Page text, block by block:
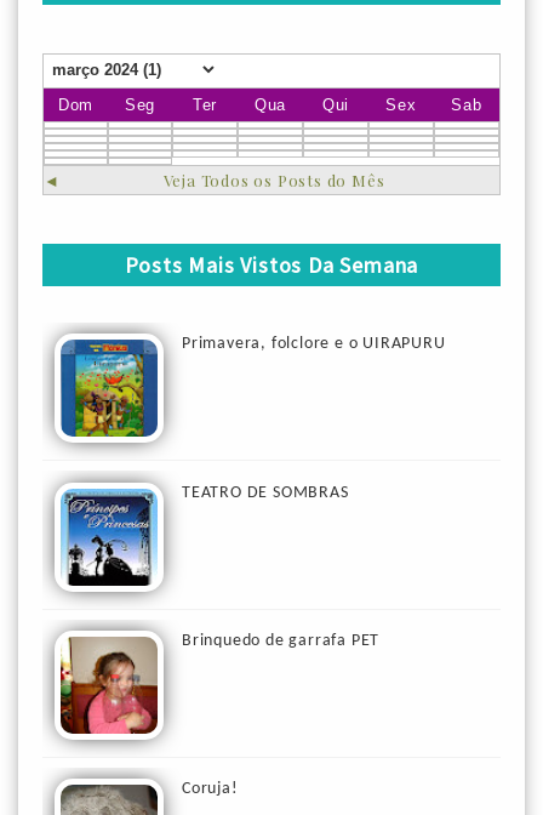
Dom Seg Ter Qua Qui Sex Sab
◄ Veja Todos os Posts do Mês
Posts Mais Vistos Da Semana
Primavera, folclore e o UIRAPURU
TEATRO DE SOMBRAS
Brinquedo de garrafa PET
Coruja!